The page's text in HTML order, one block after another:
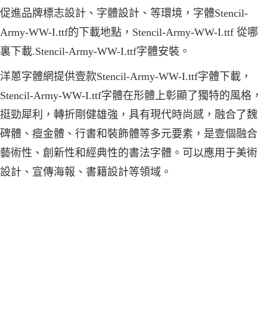
促進品牌標志設計、字體設計、等環境，字體Stencil-
Army-WW-I.ttf的下載地點，Stencil-Army-WW-I.ttf 從哪
裏下載.Stencil-Army-WW-I.ttf字體安裝。
洋蔥字體網提供壹款Stencil-Army-WW-I.ttf字體下載，
Stencil-Army-WW-I.ttf字體在形體上彰顯了獨特的風格，
挺勁犀利，轉折剛健雄強，具有現代時尚感，融合了魏
碑體、瘦金體、行書和裝飾體等多元要素，是壹個融合
藝術性、創新性和經典性的書法字體。可以應用于美術
設計、宣傳海報、書籍設計等領域。